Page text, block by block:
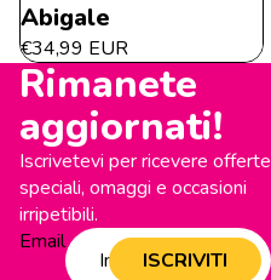
Abigale
€34,99 EUR
Rimanete
aggiornati!
Iscrivetevi per ricevere offerte
speciali, omaggi e occasioni
irripetibili.
Email
ISCRIVITI